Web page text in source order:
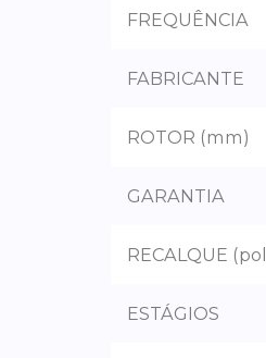
FREQUÊNCIA
FABRICANTE
ROTOR (mm)
GARANTIA
RECALQUE
ESTÁGIOS